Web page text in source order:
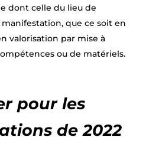
dont celle du lieu de
que ce soit en
valorisation par mise à
ou de matériels.
pour les
de 2022